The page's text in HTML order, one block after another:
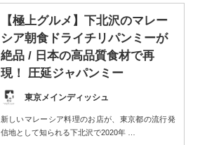
【極上グルメ】下北沢のマレー
シア朝食ドライチリパンミーが
絶品 / 日本の高品質食材で再
現！ 圧延ジャパンミー
東京メインディッシュ
新しいマレーシア料理のお店が、東京都の流行発
信地として知られる下北沢で2020年…